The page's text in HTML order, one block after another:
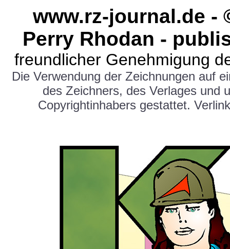
www.rz-journal.de -
Perry Rhodan -
freundlicher Genehmigung
Die Verwendung der Zeichnungen auf
des Zeichners, des Verlages und
Copyrightinhabers gestattet.